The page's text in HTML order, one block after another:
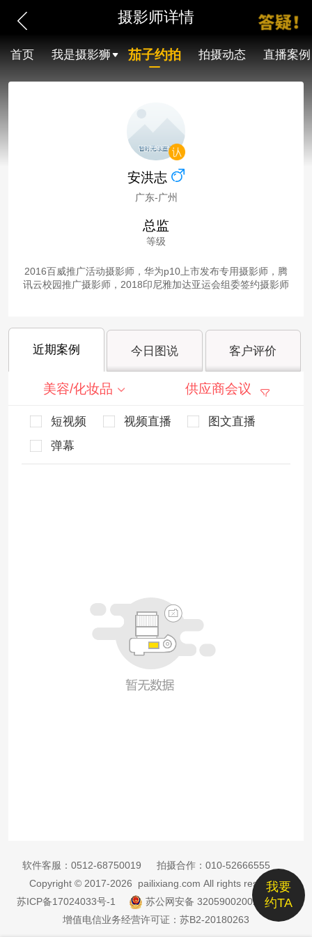
摄影师详情
首页 我是摄影狮 茄子约拍 拍摄动态 直播案例
安洪志
广东-广州
总监
等级
2016百威推广活动摄影师，华为p10上市发布专用摄影师，腾
讯云校园推广摄影师，2018印尼雅加达亚运会组委签约摄影师
近期案例 今日图说 客户评价
美容/化妆品 供应商会议
短视频 视频直播
图文直播
弹幕
我要
约TA
软件客服： 0512-68750019 拍摄合作： 010-52666555
Copyright © 2017-2026 pailixiang.com All rights reserved
苏ICP备17024033号-1
苏公网安备 32059002002885号
增值电信业务经营许可证：苏B2-20180263